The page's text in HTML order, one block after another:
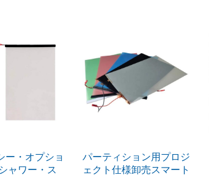
ー・オプショ
ャワー・ス
パーティション用プロジ
ェクト仕様卸売スマート